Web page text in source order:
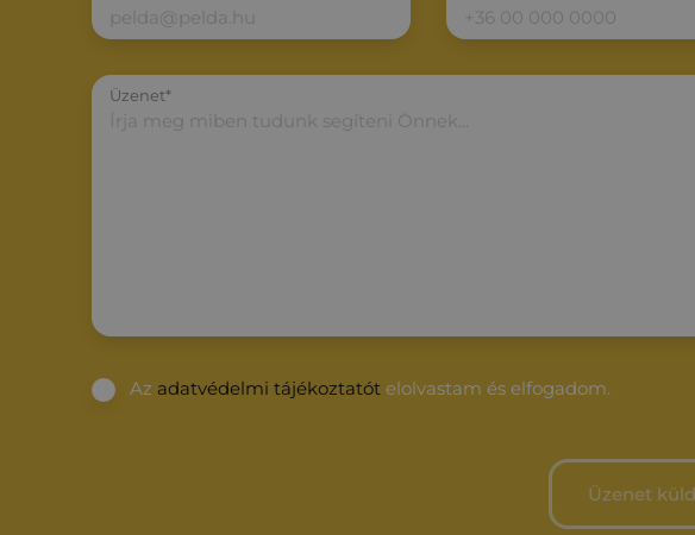
Üzenet*
Az adatvédelmi tájékoztatót elolvastam és elfogadom.